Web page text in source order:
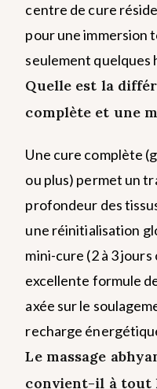
centre de cure
pour une immersion
seulement quelques
Quelle est la
complète et une
Une cure complète
ou plus) permet un
profondeur des
une réinitialisation
mini-cure (2 à 3
excellente formule
axée sur le
recharge
Le massage
convient-il à tout